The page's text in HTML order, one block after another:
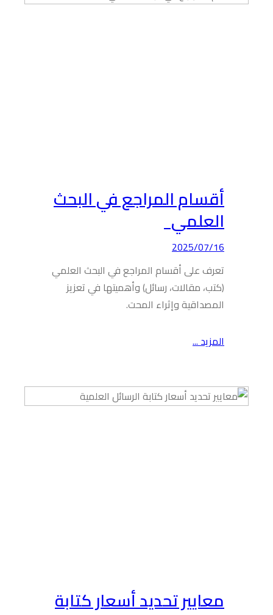
أقسام المراجع في البحث
العلمي
2025/07/16
تعرف على أقسام المراجع في البحث العلمي
(كتب، مقالات، رسائل) وأهميتها في تعزيز
المصداقية وإثراء المحت.
المزيد ...
معايير تحديد أسعار كتابة